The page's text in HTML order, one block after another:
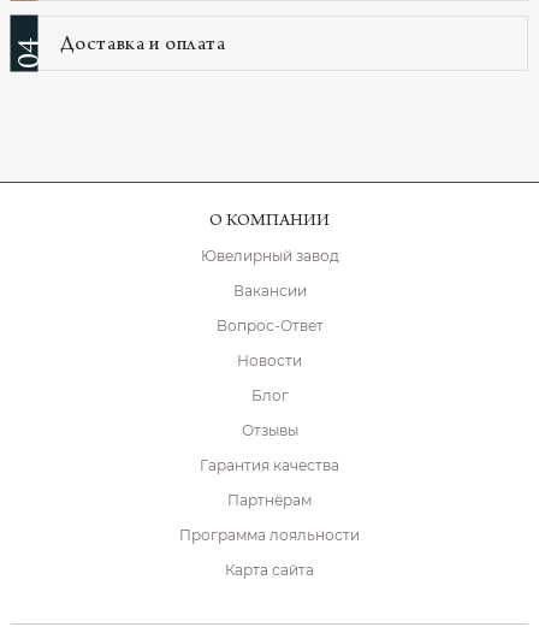
04 Доставка и оплата
О КОМПАНИИ
Ювелирный завод
Вакансии
Вопрос-Ответ
Новости
Блог
Отзывы
Гарантия качества
Партнёрам
Программа лояльности
Карта сайта